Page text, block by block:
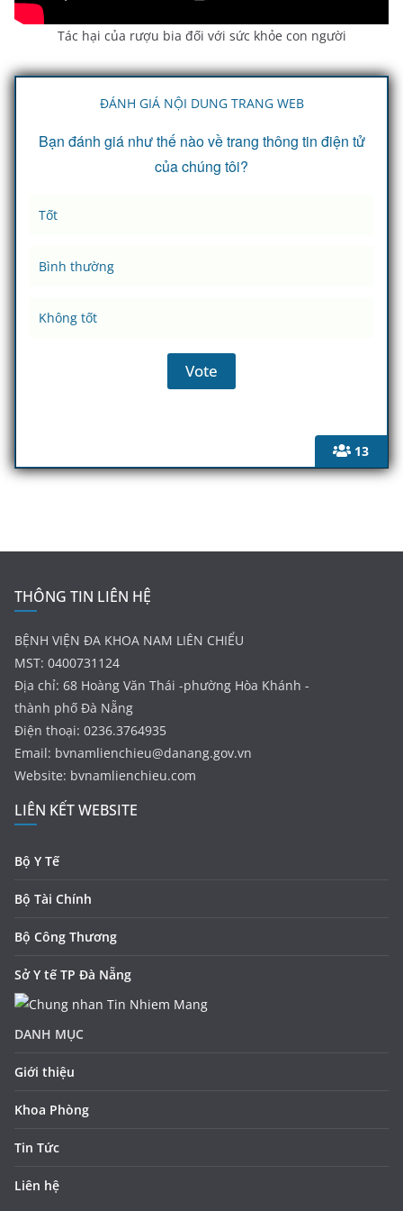
Tác hại của rượu bia đối với sức khỏe con người
13
ĐÁNH GIÁ NỘI DUNG TRANG WEB
Bạn đánh giá như thế nào về trang thông tin điện tử
của chúng tôi?
Tốt
Bình thường
Không tốt
THÔNG TIN LIÊN HỆ
BỆNH VIỆN ĐA KHOA NAM LIÊN CHIỂU
MST: 0400731124
Địa chỉ: 68 Hoàng Văn Thái -phường Hòa Khánh -
thành phố Đà Nẵng
Điện thoại: 0236.3764935
Email: bvnamlienchieu@danang.gov.vn
Website: bvnamlienchieu.com
LIÊN KẾT WEBSITE
Bộ Y Tế
Bộ Tài Chính
Bộ Công Thương
Sở Y tế TP Đà Nẵng
DANH MỤC
Giới thiệu
Khoa Phòng
Tin Tức
Liên hệ